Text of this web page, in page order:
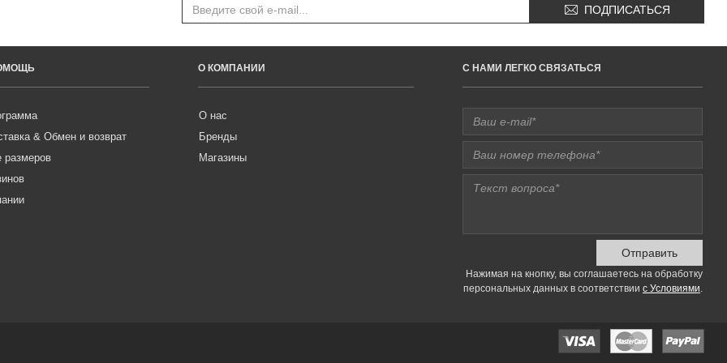
ПОДПИСАТЬСЯ
& Обмен и возврат
размеров
О КОМПАНИИ
О нас
Бренды
Магазины
C НАМИ ЛЕГКО СВЯЗАТЬСЯ
Отправить
Нажимая на кнопку, вы соглашаетесь на обработку
персональных данных в соответствии с Условиями.